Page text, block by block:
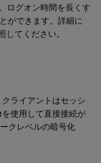
ログオン時間を長くす
ができます。詳細に
してください。
ライアントはセッシ
使用して直接接続が
クレベルの暗号化